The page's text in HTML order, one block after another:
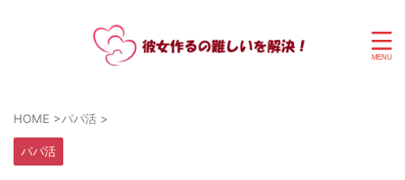
HOME >パパ活 >
パパ活